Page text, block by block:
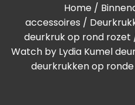
Home /
accessoires /
deurkruk op rond rozet
Watch by Lydia Kumel
deurkrukken op